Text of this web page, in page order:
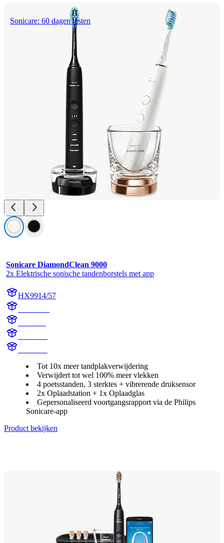
Sonicare: 60 dagen testen
Sonicare DiamondClean 9000
2x Elektrische sonische tandenborstels met app
HX9914/57
Tot 10x meer tandplakverwijdering
Verwijdert tot wel 100% meer vlekken
4 poetsstanden, 3 sterktes + vibrerende druksensor
2x Oplaadstation + 1x Oplaadglas
Gepersonaliseerd voortgangsrapport via de Philips
Sonicare-app
Product bekijken